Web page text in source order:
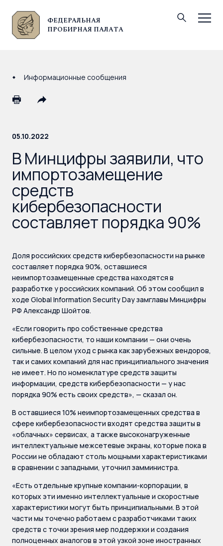
ФЕДЕРАЛЬНАЯ
ПРОБИРНАЯ ПАЛАТА
© Федеральная пробирная палата, 2026
Информационные сообщения
05.10.2022
В Минцифры заявили, что
импортозамещение
средств
кибербезопасности
составляет порядка 90%
Доля российских средств кибербезопасности на рынке
составляет порядка 90%, оставшиеся
неимпортозамещенные средства находятся в
разработке у российских компаний. Об этом сообщил в
ходе Global Information Security Day замглавы Минцифры
РФ Александр Шойтов.
«Если говорить про собственные средства
кибербезопасности, то наши компании — они очень
сильные. В целом уход с рынка как зарубежных вендоров,
так и самих компаний для нас принципиального значения
не имеет. Но по номенклатуре средств защиты
информации, средств кибербезопасности — у нас
порядка 90% есть своих средств», — сказал он.
В оставшиеся 10% неимпортозамещенных средства в
сфере кибербезопасности входят средства защиты в
«облачных» сервисах, а также высоконагруженные
интеллектуальные межсетевые экраны, которые пока в
России не обладают столь мощными характеристиками
в сравнении с западными, уточнил замминистра.
«Есть отдельные крупные компании-корпорации, в
которых эти именно интеллектуальные и скоростные
характеристики могут быть принципиальными. В этой
части мы точечно работаем с разработчиками таких
средств с точки зрения мер поддержки и создания
полноценных аналогов в этой узкой зоне иностранных